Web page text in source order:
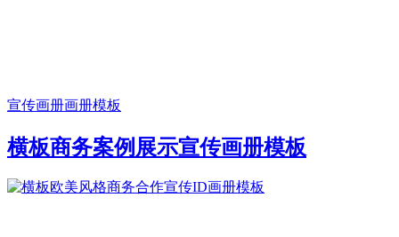
宣传画册画册模板
横板商务案例展示宣传画册模板